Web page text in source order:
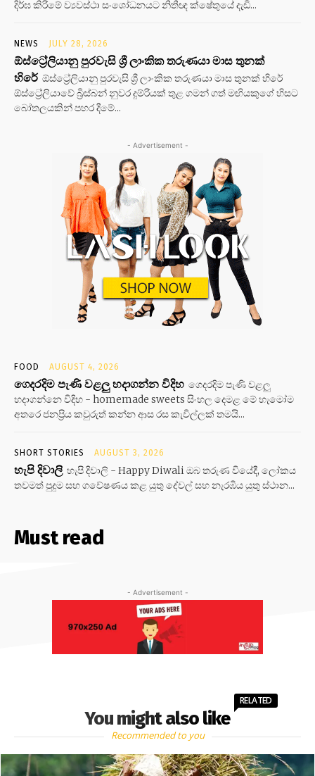
දිර්ඝ කිරිමේ ව්‍යවස්ථා සංශෝධනයට නිතීඥ ක්ෂේතුයේ දැඩි...
NEWS JULY 28, 2026
ඕස්ට්‍රේලියානු පුරවැසි ශ්‍රී ලාංකික තරුණයා මාස තුනක්
හිරේ ඕස්ට්‍රේලියානු පුරවැසි ශ්‍රී ලාංකික තරුණයා මාස තුනක් හිරේ
ඕස්ට්‍රේලියාවේ බ්‍රිස්බන් නුවර දුම්රියක් තුළ ගමන් ගත් මඟියකුගේ හිසට
බෝතලයකින් පහර දීමේ...
- Advertisement -
FOOD AUGUST 4, 2026
ගෙදරදිම පැණි වළලු හදාගන්න විදිහ ගෙදරදිම පැණි වළලු
හදාගන්නෙ විදිහ - homemade sweets සිංහල දෙමළ මේ හැමෝම
අතරෙ ජනප්‍රිය කවුරුත් කන්න ආස රස කැවිල්ලක් තමයි...
SHORT STORIES AUGUST 3, 2026
හැපි දිවාලි හැපි දිවාලි - Happy Diwali ඔබ තරුණ වියේදී, ලෝකය
තවමත් පුදුම සහ ගවේෂණය කළ යුතු දේවල් සහ නැරඹිය යුතු ස්ථාන...
Must read
- Advertisement -
You might also like
RELATED
Recommended to you